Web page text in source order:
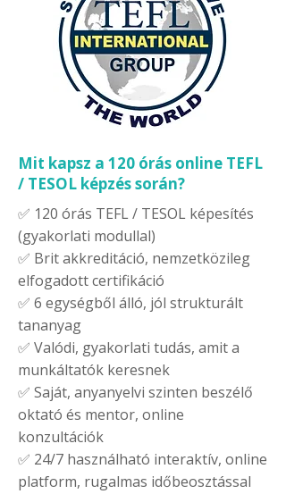
Mit kapsz a 120 órás online TEFL
/ TESOL képzés során?
✅ 120 órás TEFL / TESOL képesítés
(gyakorlati modullal)
✅ Brit akkreditáció, nemzetközileg
elfogadott certifikáció
✅ 6 egységből álló, jól strukturált
tananyag
✅ Valódi, gyakorlati tudás, amit a
munkáltatók keresnek
✅ Saját, anyanyelvi szinten beszélő
oktató és mentor, online
konzultációk
✅ 24/7 használható interaktív, online
platform, rugalmas időbeosztással